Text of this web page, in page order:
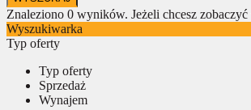
Znaleziono 0 wyników. Jeżeli chcesz
Wyszukiwarka
Typ oferty
Typ oferty
Sprzedaż
Wynajem